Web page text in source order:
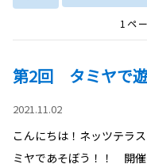
1ペ
第2回 タミヤで遊
2021.11.02
こんにちは！ネッツテラ
ミヤであそぼう！！ 開催